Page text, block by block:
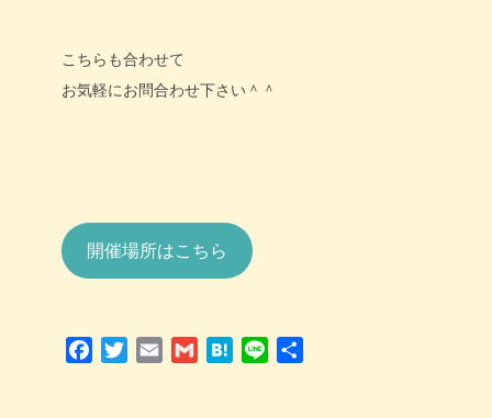
こちらも合わせて
お気軽にお問合わせ下さい＾＾
開催場所はこちら
Facebook
TwitterEmail Gmail Hatena
Line